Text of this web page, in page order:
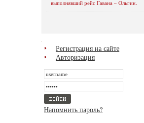
выполнявший рейс Гавана – Ольгин.
Регистрация на сайте
Авторизация
Напомнить пароль?